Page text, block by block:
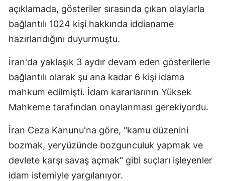
Sinop
Tekirdağ
Tokat
Trabzon
Uşak
açıklamada, gösteriler sırasında çıkan olaylarla
bağlantılı 1024 kişi hakkında iddianame
hazırlandığını duyurmuştu.
İran'da yaklaşık 3 aydır devam eden gösterilerle
bağlantılı olarak şu ana kadar 6 kişi idama
mahkum edilmişti. İdam kararlarının Yüksek
Mahkeme tarafından onaylanması gerekiyordu.
İran Ceza Kanunu'na göre, "kamu düzenini
bozmak, yeryüzünde bozgunculuk yapmak ve
devlete karşı savaş açmak" gibi suçları işleyenler
idam istemiyle yargılanıyor.